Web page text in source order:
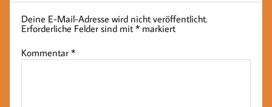
Deine E-Mail-Adresse wird nicht veröffentlicht.
Erforderliche Felder sind mit* markiert
Kommentar*